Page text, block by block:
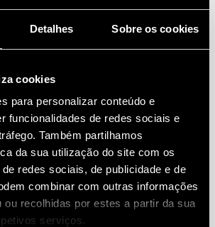
Detalhes Sobre os cookies
cookies
para personalizar conteúdo e
funcionalidades de redes sociais e
Também partilhamos
da sua utilização do site com os
redes sociais, de publicidade e de
combinar com outras informações
ou recolhidas por estes a partir da sua
serviços.
com contatos guiados também inclui
7S que atendem o nível SIL2,
contatos com terminais de mola e
50, com 2, 4 e 6 contatos de circuito
de necessidade, atendendo desde
até aplicações ferroviárias.
cms.production.findernet-
app/uploads/2020/09/S7SPT-